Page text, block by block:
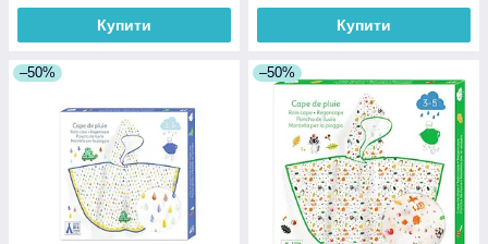
Купити Купити
–50% –50%